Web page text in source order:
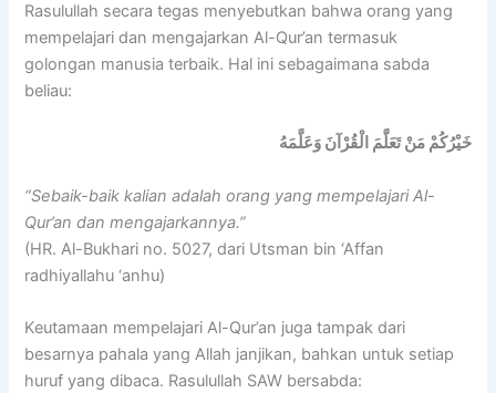
Rasulullah secara tegas menyebutkan bahwa orang yang
mempelajari dan mengajarkan Al-Qur’an termasuk
golongan manusia terbaik. Hal ini sebagaimana sabda
beliau:
خَيْرُكُمْ مَنْ تَعَلَّمَ الْقُرْآنَ وَعَلَّمَهُ
“Sebaik-baik kalian adalah orang yang mempelajari Al-
Qur’an dan mengajarkannya.”
(HR. Al-Bukhari no. 5027, dari Utsman bin ‘Affan
radhiyallahu ‘anhu)
Keutamaan mempelajari Al-Qur’an juga tampak dari
besarnya pahala yang Allah janjikan, bahkan untuk setiap
huruf yang dibaca. Rasulullah SAW bersabda: